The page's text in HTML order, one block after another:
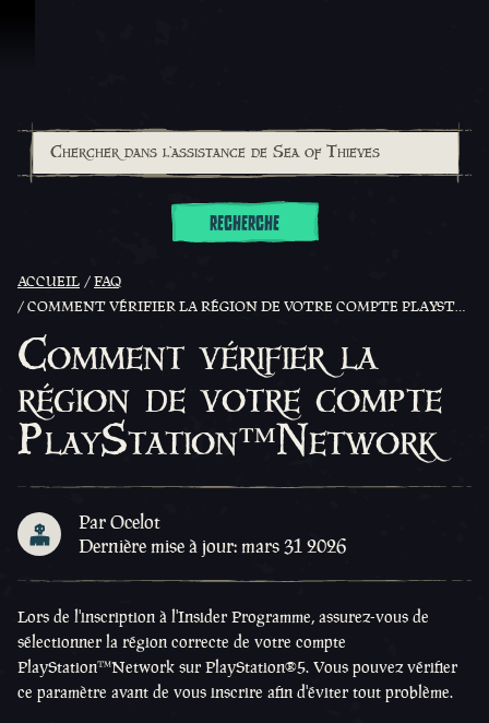
RECHERCHE
ACCUEIL
FAQ
COMMENT VÉRIFIER LA RÉGION DE VOTRE COMPTE PLAYSTATION™NETWORK
Comment vérifier la
région de votre compte
PlayStation™Network
Par Ocelot
Dernière mise à jour: mars 31 2026
Lors de l'inscription à l'Insider Programme, assurez-vous de
sélectionner la région correcte de votre compte
PlayStation™Network sur PlayStation®5. Vous pouvez vérifier
ce paramètre avant de vous inscrire afin d'éviter tout problème.